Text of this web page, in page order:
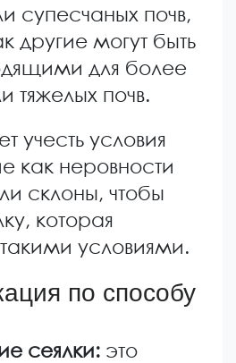
супесчаных почв,
другие могут быть
для более
тяжелых почв.
учесть условия
как неровности
склоны, чтобы
которая
условиями.
по способу
сеялки: это